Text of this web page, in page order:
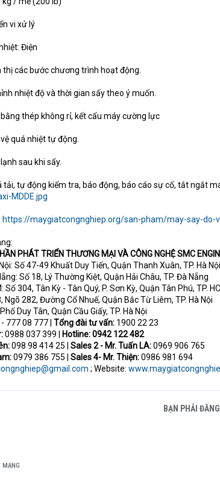
vi xử lý
Điện
thị các bước chương trình hoạt động.
nhiệt độ và thời gian sấy theo ý muốn.
thép không rỉ, kết cấu máy cường lực
quá nhiệt tự động.
sau khi sấy.
tải, tự động kiểm tra, báo động, báo cáo sự cố, tắt ngắt
https://maygiatcongnghiep.org/san-pham/may-say-do-
PHÁT TRIỂN THƯƠNG MẠI VÀ CÔNG NGHỆ SMC
Số 47-49 Khuất Duy Tiến, Quận Thanh Xuân, TP. Hà Nội
Số 18, Lý Thường Kiệt, Quận Hải Châu, TP. Đà Nẵng
Số 304, Tân Kỳ - Tân Quý, P. Sơn Kỳ, Quận Tân Phú, TP.
Ngõ 282, Đường Cổ Nhuế, Quận Bắc Từ Liêm, TP. Hà Nội
Duy Tân, Quận Cầu Giấy, TP. Hà Nội
777 08 777 | Tổng đài tư vấn: 1900 22 23
0988 037 399 |
Hotline: 0942 122 482
098 98 414 25 | Sales 2 - Mr. Tuấn LA:0969 906 765
0979 386 755 | Sales 4- Mr. Thiện:0986 981 694
; Website:
BẠN PHẢI
MẠNG